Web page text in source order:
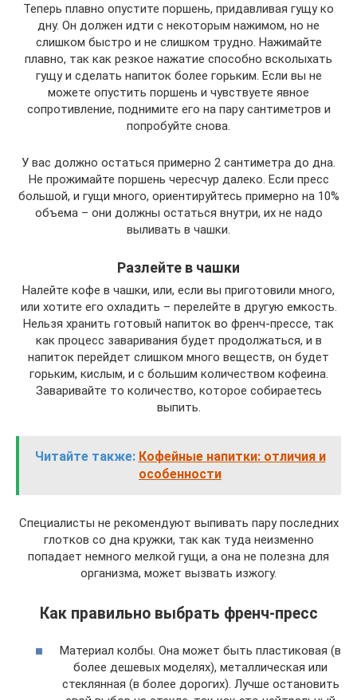
Теперь плавно опустите поршень, придавливая гущу ко
дну. Он должен идти с некоторым нажимом, но не
слишком быстро и не слишком трудно. Нажимайте
плавно, так как резкое нажатие способно всколыхать
гущу и сделать напиток более горьким. Если вы не
можете опустить поршень и чувствуете явное
сопротивление, поднимите его на пару сантиметров и
попробуйте снова.
У вас должно остаться примерно 2 сантиметра до дна.
Не прожимайте поршень чересчур далеко. Если пресс
большой, и гущи много, ориентируйтесь примерно на 10%
объема – они должны остаться внутри, их не надо
выливать в чашки.
Разлейте в чашки
Налейте кофе в чашки, или, если вы приготовили много,
или хотите его охладить – перелейте в другую емкость.
Нельзя хранить готовый напиток во френч-прессе, так
как процесс заваривания будет продолжаться, и в
напиток перейдет слишком много веществ, он будет
горьким, кислым, и с большим количеством кофеина.
Заваривайте то количество, которое собираетесь
выпить.
Читайте также: Кофейные напитки: отличия и
особенности
Специалисты не рекомендуют выпивать пару последних
глотков со дна кружки, так как туда неизменно
попадает немного мелкой гущи, а она не полезна для
организма, может вызвать изжогу.
Как правильно выбрать френч-пресс
Материал колбы. Она может быть пластиковая (в
более дешевых моделях), металлическая или
стеклянная (в более дорогих). Лучше остановить